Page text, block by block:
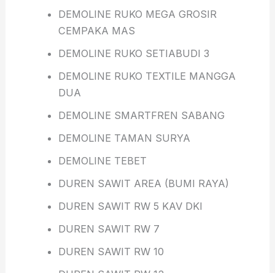
DEMOLINE RUKO MEGA GROSIR
CEMPAKA MAS
DEMOLINE RUKO SETIABUDI 3
DEMOLINE RUKO TEXTILE MANGGA
DUA
DEMOLINE SMARTFREN SABANG
DEMOLINE TAMAN SURYA
DEMOLINE TEBET
DUREN SAWIT AREA (BUMI RAYA)
DUREN SAWIT RW 5 KAV DKI
DUREN SAWIT RW 7
DUREN SAWIT RW 10